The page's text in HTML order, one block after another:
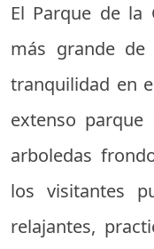
El Parque de la
más grande
tranquilidad en
extenso parque
arboledas
los visitantes
relajantes,